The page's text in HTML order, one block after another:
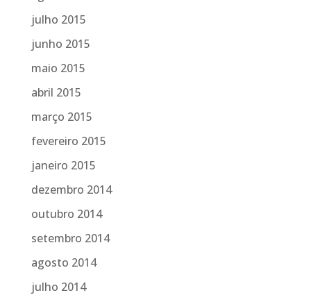
julho 2015
junho 2015
maio 2015
abril 2015
março 2015
fevereiro 2015
janeiro 2015
dezembro 2014
outubro 2014
setembro 2014
agosto 2014
julho 2014